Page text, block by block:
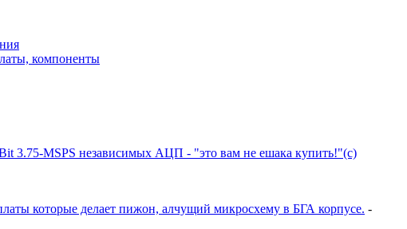
компоненты
3.75-MSPS независимых АЦП - "это вам не ешака купить!"(с)
которые делает пижон, алчущий микросхему в БГА корпусе. -